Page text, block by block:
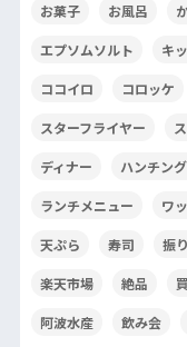
お菓子 お風呂
エプソムソルト キ
ココイロ コロッケ
スターフライヤー
ディナー ハンチン
ランチメニュー ワ
天ぷら 寿司 振
楽天市場 絶品
阿波水産 飲み会